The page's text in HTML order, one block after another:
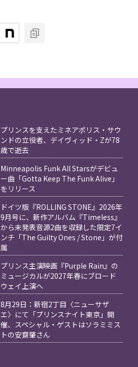
プリンスを支えたミネアポリス・サウ
ンドの立役者、デイヴィッド・Zが78
歳で逝去
Minneapolis Funk All Starsがデビュ
ー曲「Gotta Keep The Funk Alive」
をリリース
ドイツ版『ROLLING STONE』2026年
9月号に、新作アルバム『Timeless』
から未発表音源2曲を収録した限定7イ
ンチ「The Guilty Ones / Stone」が付
属
プリンス主演映画『Purple Rain』の
ミュージカルが2027年春にブロード
ウェイ上演へ
8月29日：新宿2丁目〈ニューサザ
エ〉にて「プリンスナイト東京」開
催、スペシャル・ゲストはソラミミス
トの安齋肇さん